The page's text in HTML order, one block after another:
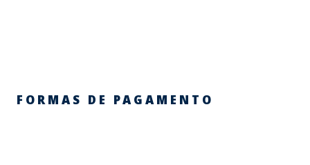
FORMAS DE PAGAMENTO